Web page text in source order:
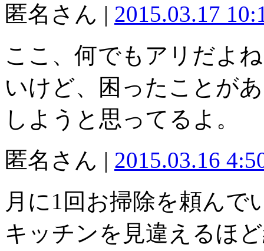
匿名さん | 2015.03.17
ここ、何でもアリだよ
いけど、困ったことが
しようと思ってるよ。
匿名さん | 2015.03.16
月に1回お掃除を頼んで
キッチンを見違えるほ